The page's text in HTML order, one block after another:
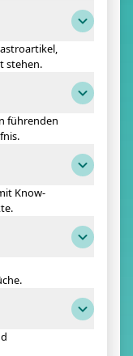
stehen.
führenden
Know-